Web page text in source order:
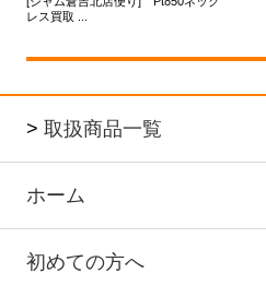
レス買取 ...
> 取扱商品一覧
ホーム
初めての方へ